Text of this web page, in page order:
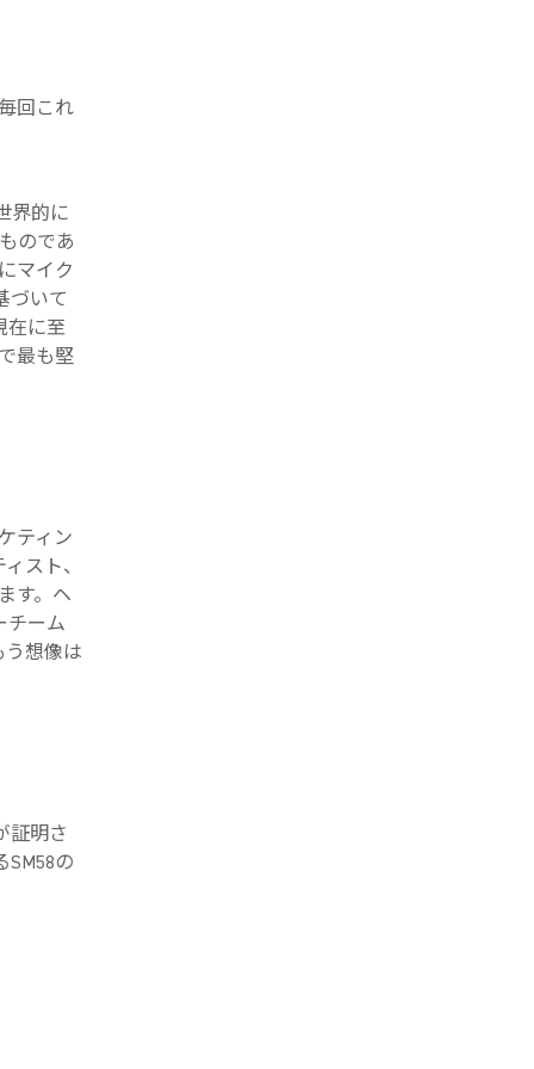
回これ
界的に
のであ
マイク
づいて
在に至
最も堅
ティン
スト、
す。ヘ
チーム
う想像は
証明さ
の